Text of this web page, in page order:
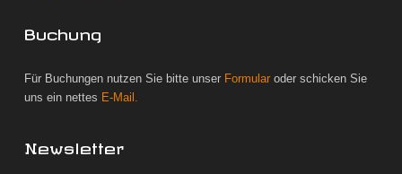
Buchung
Für Buchungen nutzen Sie bitte unser Formular oder schicken Sie
uns ein nettes E-Mail.
Newsletter